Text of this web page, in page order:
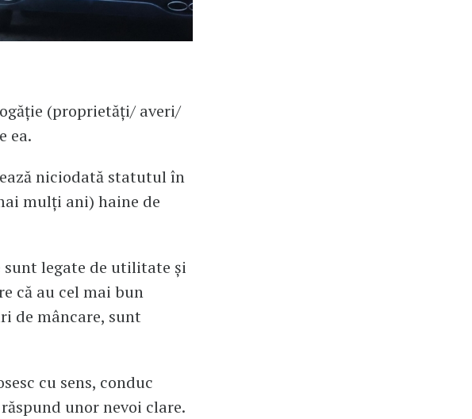
(proprietăți/ averi/
ea.
niciodată statutul în
mulți ani) haine de
sunt legate de utilitate și
că au cel mai bun
de mâncare, sunt
cu sens, conduc
unor nevoi clare.